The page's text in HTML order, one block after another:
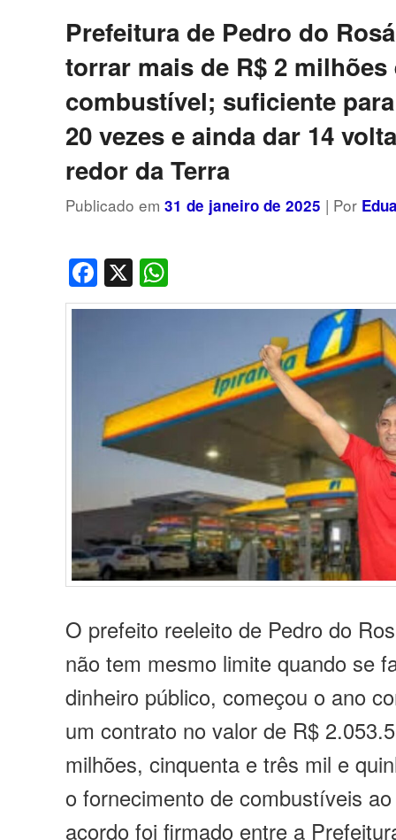
Prefeitura de Pedro do
torrar mais de R$ 2 milhões
combustível; suficiente
20 vezes e ainda dar 14
redor da Terra
Publicado em31 de janeiro de 2025 | Por
Facebook
X
O prefeito reeleito de Pedro do
não tem mesmo limite quando se
dinheiro público, começou o ano
um contrato no valor de R$
milhões, cinquenta e três mil e
o fornecimento de combustíveis
acordo foi firmado entre a